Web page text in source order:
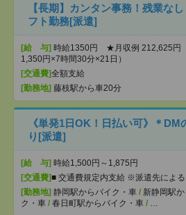
【長期】カンタン事務！残業な
フト勤務[派遣]
[給 与] 時給1350円 ★月収例 212,625円
1,350円×7時間30分×21日）
[交通費]全額支給
[勤務地] 藤枝駅から車20分
《単発1日OK！日払い可》＊
り[派遣]
[給 与] 時給1,500円～1,875円
[交通費]■ 交通費規定内支給 ※派遣先による
[勤務地] 静岡駅からバイク・車 / 新静岡駅か
ク・車 / 春日町駅からバイク・車 / …